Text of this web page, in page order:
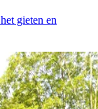
gieten en